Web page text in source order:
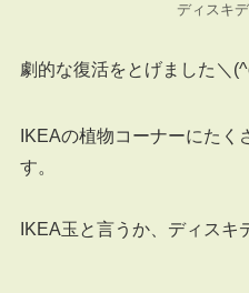
ディスキ
劇的な復活をとげました＼
IKEAの植物コーナーにた
す。
IKEA玉と言うか、ディスキ